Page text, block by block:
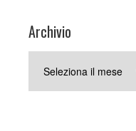
Archivio